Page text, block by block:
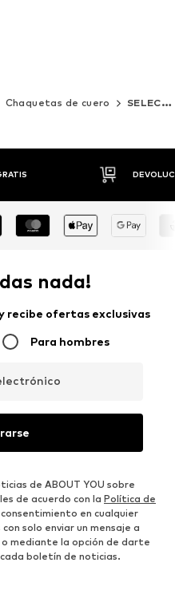
Chaquetas de cuero SELECTED HOMME
nada!
recibe ofertas exclusivas
Para hombres
de ABOUT YOU sobre
de acuerdo con la Política de
en cualquier
solo enviar un mensaje a
o mediante la opción de darte
boletín de noticias.